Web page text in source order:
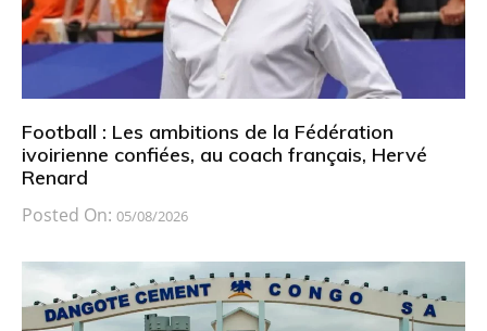
Football : Les ambitions de la Fédération
ivoirienne confiées, au coach français, Hervé
Renard
Posted On: 05/08/2026